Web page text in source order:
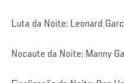
Luta da Noite: Leonard
Nocaute da Noite: Manny